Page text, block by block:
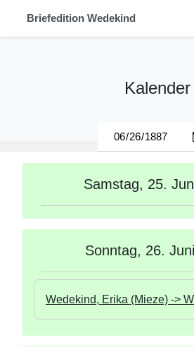
Briefedition Wedekind
Kalender
Samstag, 25.
Sonntag, 26.